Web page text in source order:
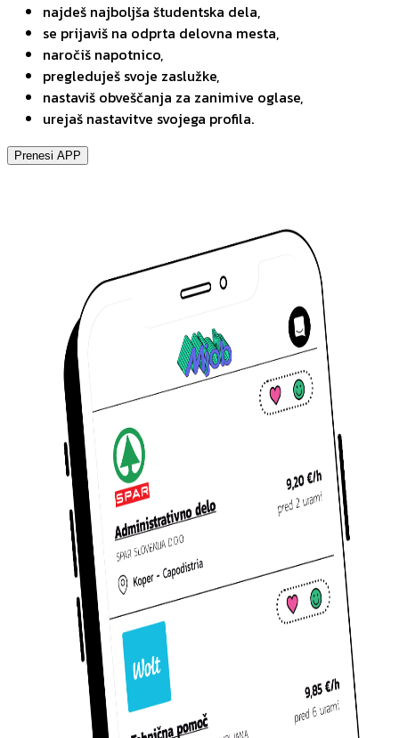
najdeš najboljša študentska dela,
se prijaviš na odprta delovna mesta,
naročiš napotnico,
pregleduješ svoje zaslužke,
nastaviš obveščanja za zanimive oglase,
urejaš nastavitve svojega profila.
Prenesi APP